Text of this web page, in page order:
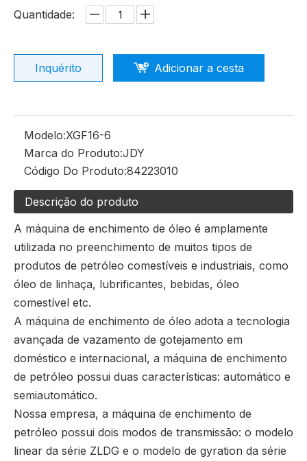
Quantidade:
Inquérito Adicionar a cesta
Modelo:XGF16-6
Marca do Produto:JDY
Código Do Produto:84223010
Descrição do produto
A máquina de enchimento de óleo é amplamente
utilizada no preenchimento de muitos tipos de
produtos de petróleo comestíveis e industriais, como
óleo de linhaça, lubrificantes, bebidas, óleo
comestível etc.
A máquina de enchimento de óleo adota a tecnologia
avançada de vazamento de gotejamento em
doméstico e internacional, a máquina de enchimento
de petróleo possui duas características: automático e
semiautomático.
Nossa empresa, a máquina de enchimento de
petróleo possui dois modos de transmissão: o modelo
linear da série ZLDG e o modelo de gyration da série